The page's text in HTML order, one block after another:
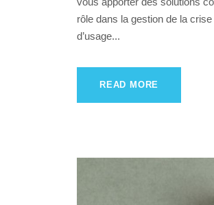
rôle dans la gestion de la
d’usage...
READ MORE